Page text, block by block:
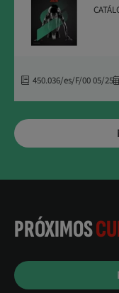
450.036/es/F/00 05/25
PRÓXIMOS